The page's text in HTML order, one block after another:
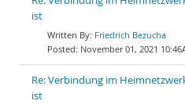
ist
Friedrich Bezucha
November 01, 2021
Re: Verbindung im
ist